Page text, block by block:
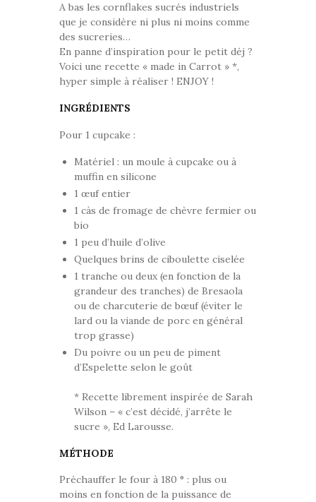
A bas les cornflakes sucrés industriels
que je considère ni plus ni moins comme
des sucreries…
En panne d’inspiration pour le petit déj ?
Voici une recette « made in Carrot » *,
hyper simple à réaliser ! ENJOY !
INGRÉDIENTS
Pour 1 cupcake :
Matériel : un moule à cupcake ou à
muffin en silicone
1 œuf entier
1 càs de fromage de chèvre fermier ou
bio
1 peu d’huile d’olive
Quelques brins de ciboulette ciselée
1 tranche ou deux (en fonction de la
grandeur des tranches) de Bresaola
ou de charcuterie de bœuf (éviter le
lard ou la viande de porc en général
trop grasse)
Du poivre ou un peu de piment
d’Espelette selon le goût
* Recette librement inspirée de Sarah
Wilson – « c’est décidé, j’arrête le
sucre », Ed Larousse.
MÉTHODE
Préchauffer le four à 180 ° : plus ou
moins en fonction de la puissance de